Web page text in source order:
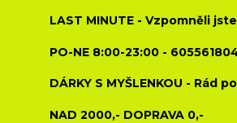
LAST MINUTE - Vzpomněli
PO-NE 8:00-23:00 -
DÁRKY S MYŠLENKOU - Rád
NAD 2000,- DOPRAVA 0,-